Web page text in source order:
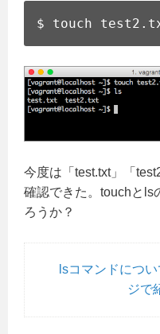
$ touch
今度は「test.txt」「
確認できた。touchとls
ろうか？
lsコマンドにつ
ジで